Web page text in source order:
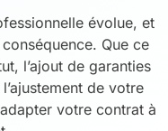
évolue, et
Que ce
l’ajout de garanties
de votre
votre contrat à